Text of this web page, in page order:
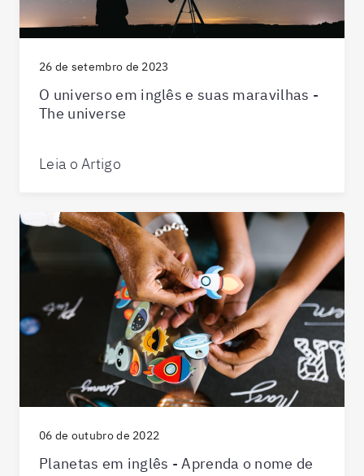
26 de setembro de 2023
O universo em inglês e suas maravilhas -
The universe
Leia o Artigo
06 de outubro de 2022
Planetas em inglês - Aprenda o nome de